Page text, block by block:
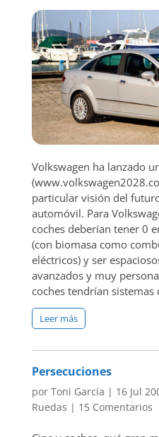
Volkswagen ha lanzado
particular visión del
automóvil. Para
coches deberían tener 0
(con biomasa como
eléctricos) y ser
avanzados y muy
coches tendrían sistemas
Leer más
Persecuciones
por Toni García | 16 Jul
Ruedas | 15 Comentarios